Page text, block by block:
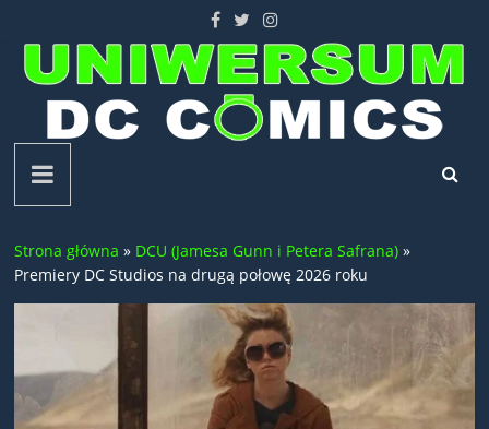
content
Uniwersum
DC
Comics
Strona główna » DCU (Jamesa Gunn i Petera Safrana) »
Premiery DC Studios na drugą połowę 2026 roku